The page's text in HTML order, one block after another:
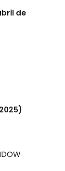
de